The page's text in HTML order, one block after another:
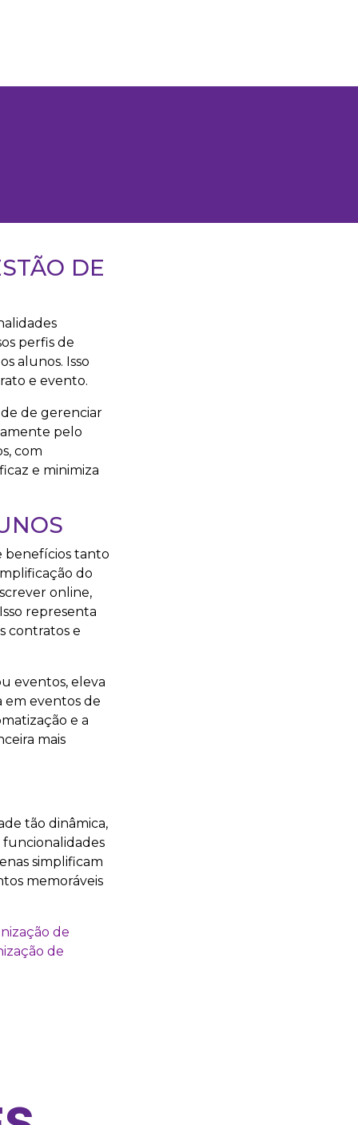
DE
perfis de
alunos. Isso
e evento.
de gerenciar
pelo
com
e minimiza
benefícios tanto
do
online,
representa
contratos e
eventos, eleva
em eventos de
e a
mais
tão dinâmica,
funcionalidades
simplificam
memoráveis
de
de